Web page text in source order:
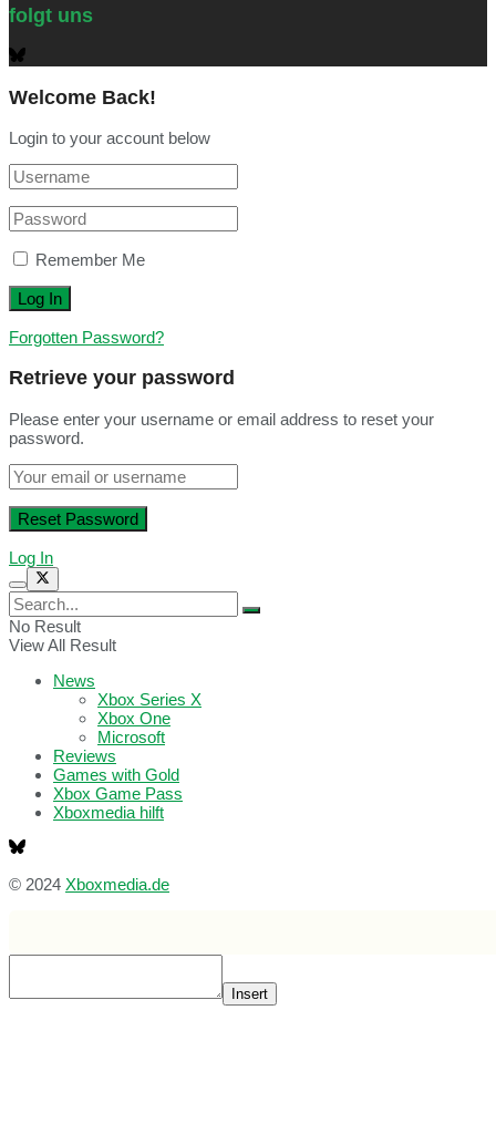
folgt uns
Welcome Back!
Login to your account below
Remember Me
Forgotten Password?
Retrieve your password
Please enter your username or email address to reset your
password.
Log In
No Result
View All Result
News
Xbox Series X
Xbox One
Microsoft
Reviews
Games with Gold
Xbox Game Pass
Xboxmedia hilft
© 2024 Xboxmedia.de
Insert